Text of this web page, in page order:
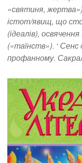
«святиня,
істот/явищ, що
(ідеалів),
(«таїнств»). ‘
профанному.